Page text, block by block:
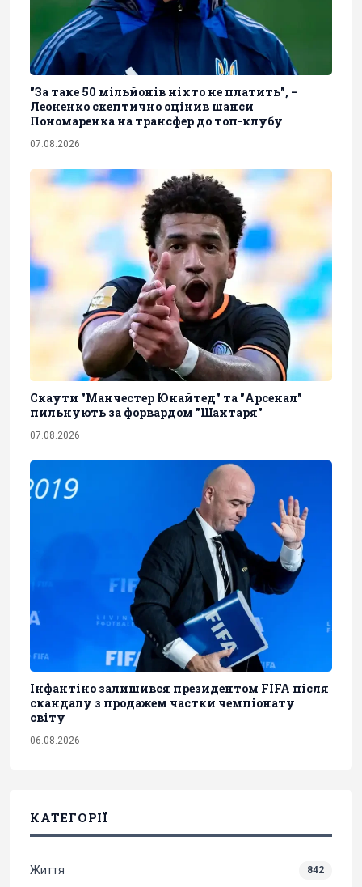
"За таке 50 мільйонів ніхто не платить", –
Леоненко скептично оцінив шанси
Пономаренка на трансфер до топ-клубу
07.08.2026
Скаути "Манчестер Юнайтед" та "Арсенал"
пильнують за форвардом "Шахтаря"
07.08.2026
Інфантіно залишився президентом FIFA після
скандалу з продажем частки чемпіонату
світу
06.08.2026
КАТЕГОРІЇ
Життя 842